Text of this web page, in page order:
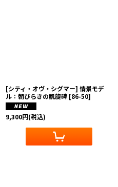
[シティ・オヴ・シグマー] 情景モデ
ル：朝びらきの凱旋碑 [86-50]
9,300円(税込)